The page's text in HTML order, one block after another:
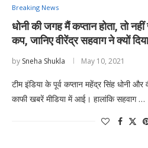
Breaking News
धोनी की जगह मैं कप्तान होता, तो
कप, जानिए वीरेंद्र सहवाग ने क्यों
by Sneha Shukla May 10, 2021
टीम इंडिया के पूर्व कप्तान महेंद्र सिंह धोनी
काफी खबरें मीडिया में आई। हालांकि सहवाग …